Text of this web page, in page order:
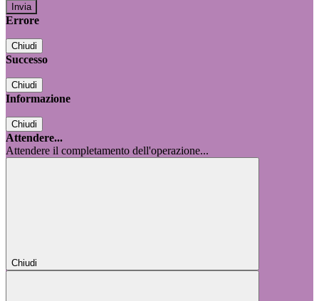
Errore
Chiudi
Successo
Chiudi
Informazione
Chiudi
Attendere...
Attendere il completamento dell'operazione...
Chiudi